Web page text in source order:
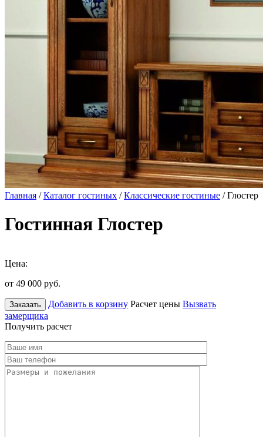
Главная /Каталог гостиных /Классические гостиные / Глостер
Гостинная Глостер
Цена:
от 49 000 руб.
Заказать Добавить в корзину Расчет цены Вызвать
замерщика
Получить расчет